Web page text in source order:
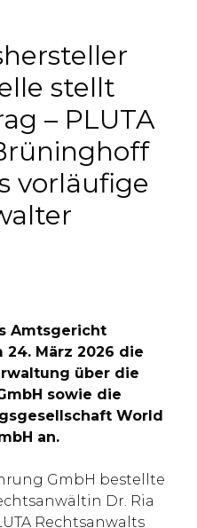
stellt
– PLUTA
vorläufige
Amtsgericht
März 2026 die
über die
sowie die
World
an.
GmbH bestellte
Dr. Ria
Rechtsanwalts